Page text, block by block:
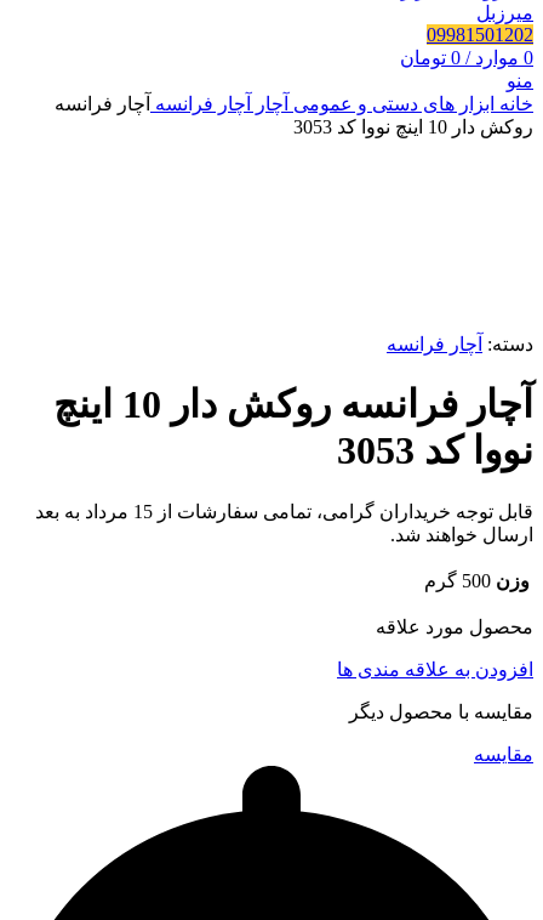
09981501202
0 موارد /
0 تومان
منو
خانه ابزار های دستی و عمومی آچار آچار فرانسه آچار فرانسه
روکش دار 10 اینچ نووا کد 3053
دسته: آچار فرانسه
آچار فرانسه روکش دار 10 اینچ
نووا کد 3053
قابل توجه خریداران گرامی، تمامی سفارشات از 15 مرداد به بعد
ارسال خواهند شد.
وزن 500 گرم
محصول مورد علاقه
افزودن به علاقه مندی ها
مقایسه با محصول دیگر
مقایسه